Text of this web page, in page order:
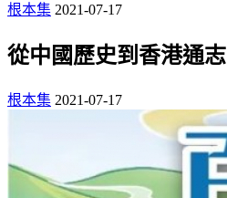
根本集 2021-07-17
從中國歷史到香港通志
根本集 2021-07-17